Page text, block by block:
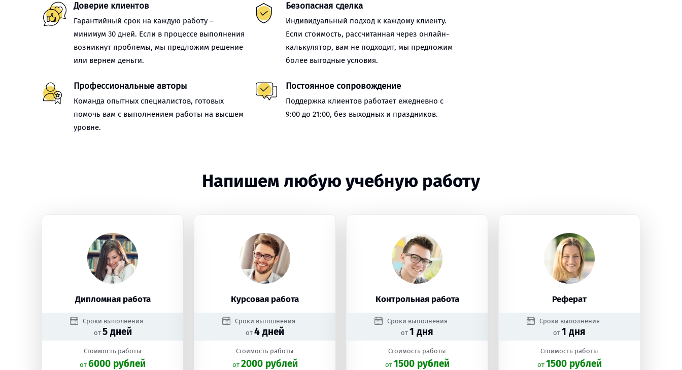
Доверие клиентов
Гарантийный срок на каждую работу –
минимум 30 дней. Если в процессе выполнения
возникнут проблемы, мы предложим решение
или вернем деньги.
Безопасная сделка
Индивидуальный подход к каждому клиенту.
Если стоимость, рассчитанная через онлайн-
калькулятор, вам не подходит, мы предложим
более выгодные условия.
Профессиональные авторы
Команда опытных специалистов, готовых
помочь вам с выполнением работы на высшем
уровне.
Постоянное сопровождение
Поддержка клиентов работает ежедневно с
9:00 до 21:00, без выходных и праздников.
Напишем любую учебную работу
Дипломная работа
Сроки выполнения
от 5 дней
Стоимость работы
oт 6000 рублей
Курсовая работа
Сроки выполнения
от 4 дней
Стоимость работы
oт 2000 рублей
Контрольная работа
Сроки выполнения
от 1 дня
Стоимость работы
oт 1500 рублей
Реферат
Сроки выполнения
от 1 дня
Стоимость работы
oт 1500 рублей